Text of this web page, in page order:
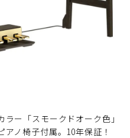
ー「スモークドオーク色」
ノ椅子付属。10年保証！